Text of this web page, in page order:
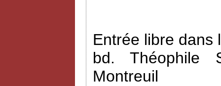
Entrée libre dans
bd. Théophile
Montreuil